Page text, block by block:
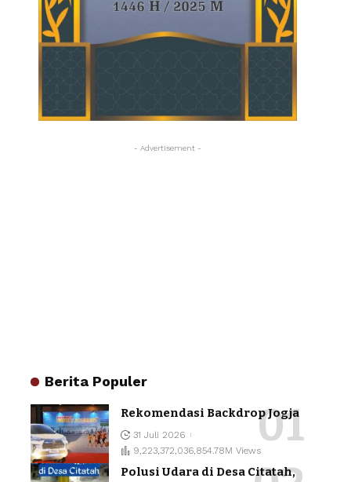
- Advertisement -
Berita Populer
Rekomendasi Backdrop Jogja
31 Juli 2026
9,223,372,036,854.78M Views
Polusi Udara di Desa Citatah,